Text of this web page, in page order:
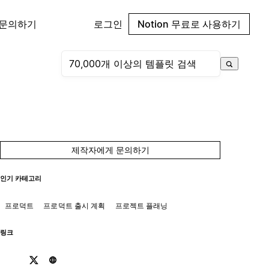
의하기 로그인 Notion 무료로 사용하기
제작자에게 문의하기
인기 카테고리
프로덕트 프로덕트 출시 계획 프로젝트 플래닝
링크